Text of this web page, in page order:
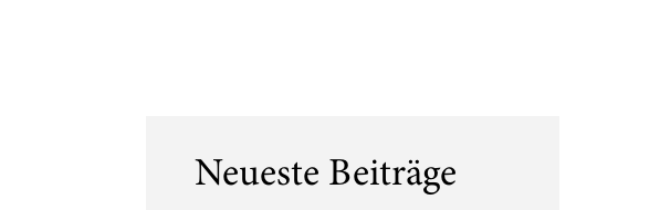
Neueste Beiträge